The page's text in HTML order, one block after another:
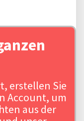
erstellen Sie
Account, um
aus der